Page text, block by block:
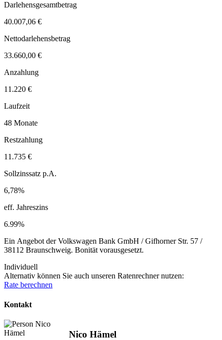
Darlehensgesamtbetrag
40.007,06 €
Nettodarlehensbetrag
33.660,00 €
Anzahlung
11.220 €
Laufzeit
48 Monate
Restzahlung
11.735 €
Sollzinssatz p.A.
6,78%
eff. Jahreszins
6.99%
Ein Angebot der Volkswagen Bank GmbH / Gifhorner Str. 57 /
38112 Braunschweig. Bonität vorausgesetzt.
Individuell
Alternativ können Sie auch unseren Ratenrechner nutzen:
Rate berechnen
Kontakt
Nico Hämel